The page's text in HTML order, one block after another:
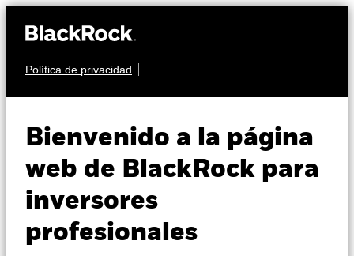
Política de privacidad
Bienvenido a la página
web de BlackRock para
inversores
profesionales
Perspectivas
Visión de mercado
Educación
Fund